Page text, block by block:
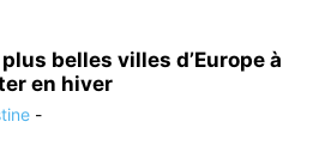
belles villes d’Europe à
en hiver
-